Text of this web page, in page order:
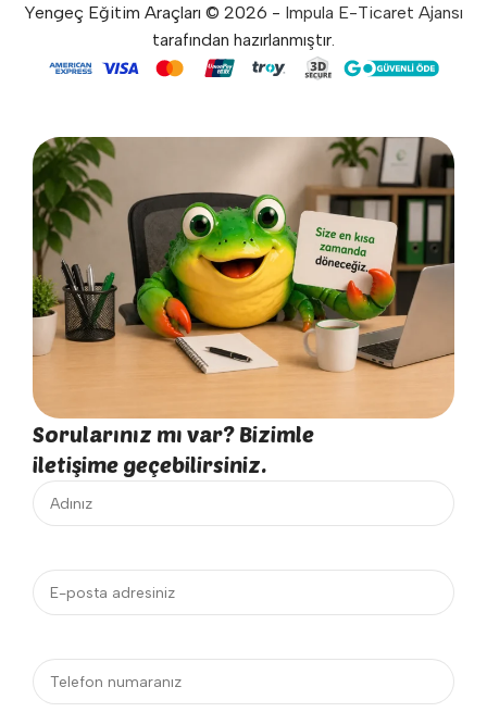
Yengeç Eğitim Araçları © 2026 - Impula E-Ticaret Ajansı
tarafından hazırlanmıştır.
Sorularınız mı var? Bizimle
iletişime geçebilirsiniz.